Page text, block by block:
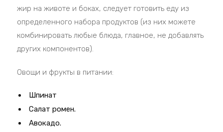
жир на животе и боках, следует готовить еду из
определенного набора продуктов (из них можете
комбинировать любые блюда, главное, не добавлять
других компонентов).
Овощи и фрукты в питании:
Шпинат
Салат ромен.
Авокадо.